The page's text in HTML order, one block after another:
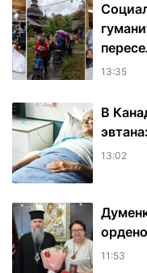
13:35
В
13:02
11:53